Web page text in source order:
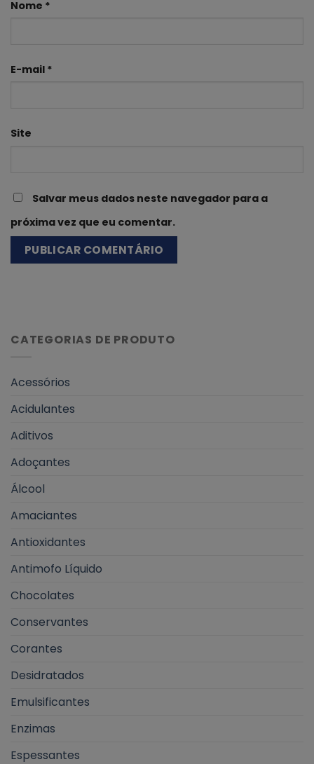
Nome *
E-mail *
Site
Salvar meus dados neste navegador para a
próxima vez que eu comentar.
CATEGORIAS DE PRODUTO
Acessórios
Acidulantes
Aditivos
Adoçantes
Álcool
Amaciantes
Antioxidantes
Antimofo Líquido
Chocolates
Conservantes
Corantes
Desidratados
Emulsificantes
Enzimas
Espessantes